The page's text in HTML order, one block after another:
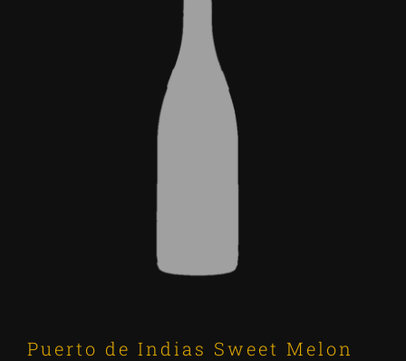
Puerto de Indias Sweet Melon